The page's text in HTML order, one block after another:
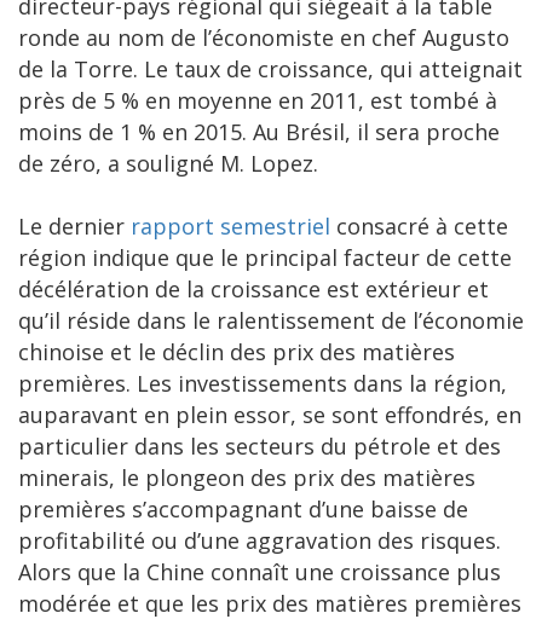
directeur-pays régional qui siégeait à la table
ronde au nom de l’économiste en chef Augusto
de la Torre. Le taux de croissance, qui atteignait
près de 5 % en moyenne en 2011, est tombé à
moins de 1 % en 2015. Au Brésil, il sera proche
de zéro, a souligné M. Lopez.
Le dernier rapport semestriel consacré à cette
région indique que le principal facteur de cette
décélération de la croissance est extérieur et
qu’il réside dans le ralentissement de l’économie
chinoise et le déclin des prix des matières
premières. Les investissements dans la région,
auparavant en plein essor, se sont effondrés, en
particulier dans les secteurs du pétrole et des
minerais, le plongeon des prix des matières
premières s’accompagnant d’une baisse de
profitabilité ou d’une aggravation des risques.
Alors que la Chine connaît une croissance plus
modérée et que les prix des matières premières